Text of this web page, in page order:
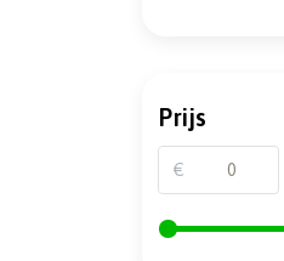
Prijs
€